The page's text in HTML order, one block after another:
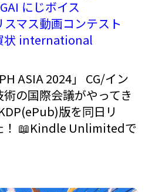
にじボイス
スマス動画コンテスト
状 international
ASIA 2024」 CG/イン
の国際会議がやってき
版を同日リ
！ 📖Kindle Unlimitedで